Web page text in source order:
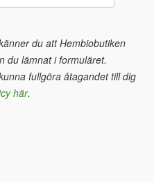
du att Hembiobutiken
du lämnat i formuläret.
fullgöra åtagandet till dig
här.